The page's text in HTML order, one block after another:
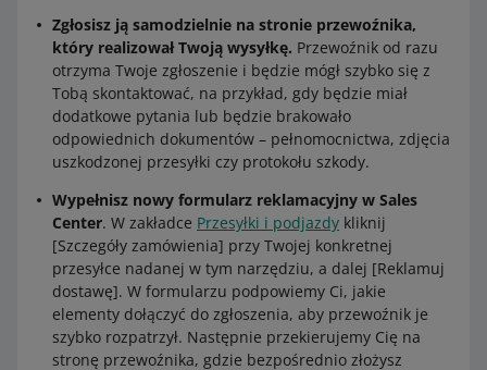
Allegro Kurier DPD pobranie
Allegro Odbiór w Punkcie DPD Pickup
Allegro Odbiór w Punkcie DPD Pickup pobranie
Allegro Kurier DPD – wysyłka z Polski za granicę
Allegro Kurier DHL – wysyłka z Polski za granicę
Allegro International
Allegro Odbiór w Punkcie DPD Pickup Czechy
Allegro Automaty Paczkowe DPD Czechy
Allegro Wysyłka z Polski do Czech – Odbiór w Punkcie
Packeta
Allegro Wysyłka z Polski do Czech – Odbiór w Punkcie
Zgłosisz ją samodzielnie na stronie przewoźnika,
który realizował Twoją wysyłkę. Przewoźnik od razu
otrzyma Twoje zgłoszenie i będzie mógł szybko się z
Tobą skontaktować, na przykład, gdy będzie miał
dodatkowe pytania lub będzie brakowało
odpowiednich dokumentów – pełnomocnictwa, zdjęcia
uszkodzonej przesyłki czy protokołu szkody.
Wypełnisz nowy formularz reklamacyjny w Sales
Center. W zakładce Przesyłki i podjazdy kliknij
[Szczegóły zamówienia] przy Twojej konkretnej
przesyłce nadanej w tym narzędziu, a dalej [Reklamuj
dostawę]. W formularzu podpowiemy Ci, jakie
elementy dołączyć do zgłoszenia, aby przewoźnik je
szybko rozpatrzył. Następnie przekierujemy Cię na
stronę przewoźnika, gdzie bezpośrednio złożysz